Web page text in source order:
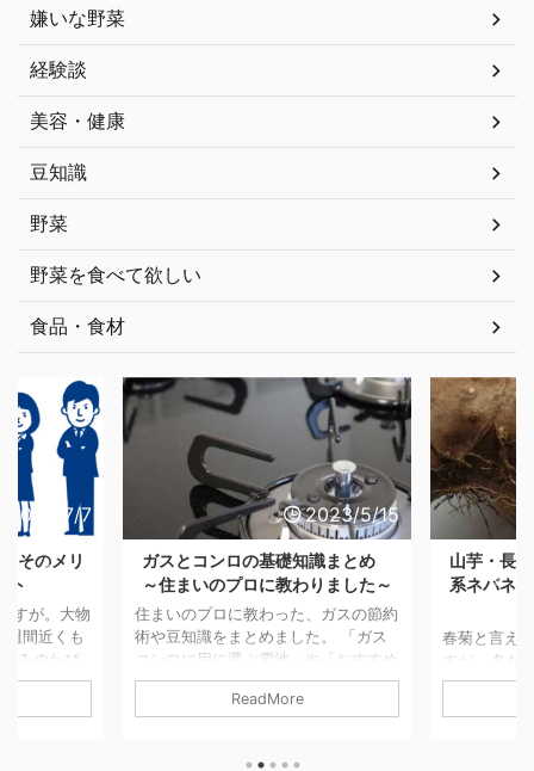
嫌いな野菜
経験談
美容・健康
豆知識
野菜
野菜を食べて欲しい
食品・食材
2023/7/7
そのメリ
ト
すが。大物
週間近くも
みのたび
たたき起こ
2023/5/15
ガスとコンロの基礎知識まとめ
～住まいのプロに教わりました～
住まいのプロに教わった、ガスの節約
術や豆知識をまとめました。 「ガス
コンロに用に選ぶ電池」や「おすすめ
五徳」や火災予防の知恵などもご紹介
しています！ ガスやコンロの基礎知
ReadMore
山芋・長
系ネバネ
春菊と言え
すが… 冬だ
年間を通し